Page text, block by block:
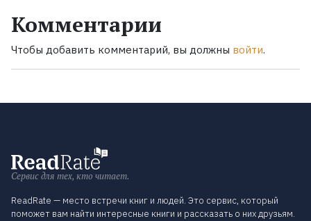
Комментарии
Чтобы добавить комментарий, вы должны войти.
Сервис для тех, кто читает.
ReadRate — место встречи книг и людей. Это сервис, который
поможет вам найти интересные книги и рассказать о них друзьям.